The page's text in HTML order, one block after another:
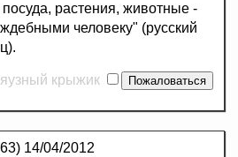
растения, животные -
человеку" (русский
крыжик
14/04/2012